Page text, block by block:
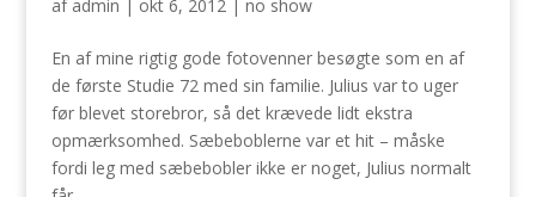
af admin | okt 6, 2012| no show
En af mine rigtig gode fotovenner besøgte som en af
de første Studie 72 med sin familie. Julius var to uger
før blevet storebror, så det krævede lidt ekstra
opmærksomhed. Sæbeboblerne var et hit – måske
fordi leg med sæbebobler ikke er noget, Julius normalt